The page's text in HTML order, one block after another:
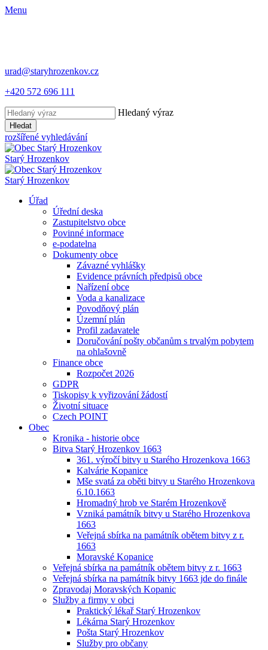
Menu
urad@staryhrozenkov.cz
+420 572 696 111
Hledaný výraz
Hledat
rozšířené vyhledávání
Starý Hrozenkov
Starý Hrozenkov
Úřad
Úřední deska
Zastupitelstvo obce
Povinné informace
e-podatelna
Dokumenty obce
Závazné vyhlášky
Evidence právních předpisů obce
Nařízení obce
Voda a kanalizace
Povodňový plán
Územní plán
Profil zadavatele
Doručování pošty občanům s trvalým pobytem
na ohlašovně
Finance obce
Rozpočet 2026
GDPR
Tiskopisy k vyřizování žádostí
Životní situace
Czech POINT
Obec
Kronika - historie obce
Bitva Starý Hrozenkov 1663
361. výročí bitvy u Starého Hrozenkova 1663
Kalvárie Kopanice
Mše svatá za oběti bitvy u Starého Hrozenkova
6.10.1663
Hromadný hrob ve Starém Hrozenkově
Vzniká památník bitvy u Starého Hrozenkova
1663
Veřejná sbírka na památník obětem bitvy z r.
1663
Moravské Kopanice
Veřejná sbírka na památník obětem bitvy z r. 1663
Veřejná sbírka na památník bitvy 1663 jde do finále
Zpravodaj Moravských Kopanic
Služby a firmy v obci
Praktický lékař Starý Hrozenkov
Lékárna Starý Hrozenkov
Pošta Starý Hrozenkov
Služby pro občany